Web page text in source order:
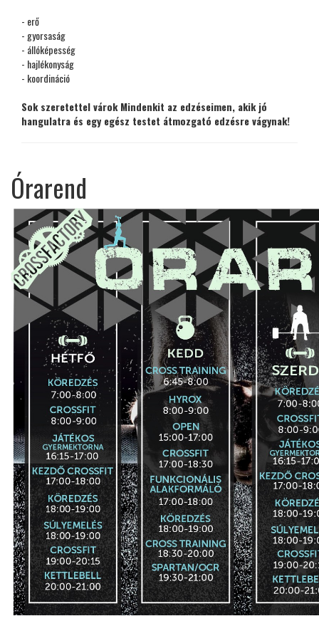
- erő
- gyorsaság
- állóképesség
- hajlékonyság
- koordináció
Sok szeretettel várok Mindenkit az edzéseimen, akik jó
hangulatra és egy egész testet átmozgató edzésre vágynak!
Órarend